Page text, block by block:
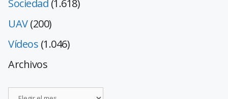
Sociedad (1.618)
UAV(200)
Vídeos (1.046)
Archivos